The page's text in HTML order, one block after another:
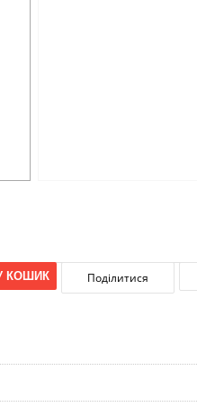
КОШИК Поділитися